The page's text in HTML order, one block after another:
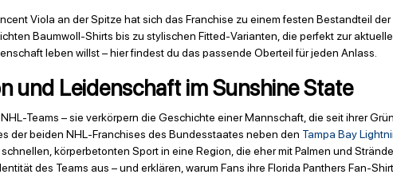
Viola an der Spitze hat sich das Franchise zu einem festen Bestandteil der
Baumwoll-Shirts bis zu stylischen Fitted-Varianten, die perfekt zur
leben willst – hier findest du das passende Oberteil für jeden Anlass.
und Leidenschaft im Sunshine State
Teams – sie verkörpern die Geschichte einer Mannschaft, die seit ihrer
der beiden NHL-Franchises des Bundesstaates neben den Tampa Bay
körperbetonten Sport in eine Region, die eher mit Palmen und
des Teams aus – und erklären, warum Fans ihre Florida Panthers Fan-